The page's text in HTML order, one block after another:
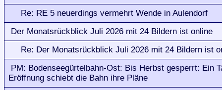
Re: RE 5 neuerdings vermehrt Wende in Aulendorf
Der Monatsrückblick Juli 2026 mit 24 Bildern ist online
Re: Der Monatsrückblick Juli 2026 mit 24 Bildern ist
PM: Bodenseegürtelbahn-Ost: Bis Herbst gesperrt: Ein
Eröffnung schiebt die Bahn ihre Pläne